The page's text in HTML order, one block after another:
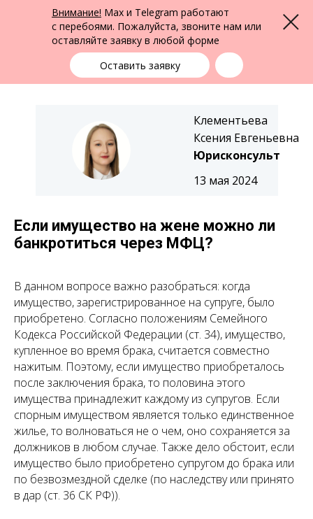
Внимание! Max и Telegram работают
с перебоями. Пожалуйста, звоните нам или
оставляйте заявку в любой форме
Оставить заявку
Меню
Юридическая помощь в Екатеринбурге
ФПК Альтернатива
Екатеринбург
выбрать город
+7 (343) 363-91-89
13 мая 2024
Клементьева
Ксения Евгеньевна
Юрисконсульт
Если имущество на жене можно ли
банкротиться через МФЦ?
В данном вопросе важно разобраться: когда
имущество, зарегистрированное на супруге, было
приобретено. Согласно положениям Семейного
Кодекса Российской Федерации (ст. 34), имущество,
купленное во время брака, считается совместно
нажитым. Поэтому, если имущество приобреталось
после заключения брака, то половина этого
имущества принадлежит каждому из супругов. Если
спорным имуществом является только единственное
жилье, то волноваться не о чем, оно сохраняется за
должников в любом случае. Также дело обстоит, если
имущество было приобретено супругом до брака или
по безвозмездной сделке (по наследству или принято
в дар (ст. 36 СК РФ)).